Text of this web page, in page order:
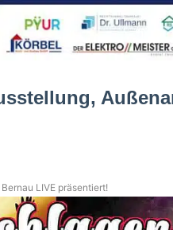
Bernau LIVE präsentiert!